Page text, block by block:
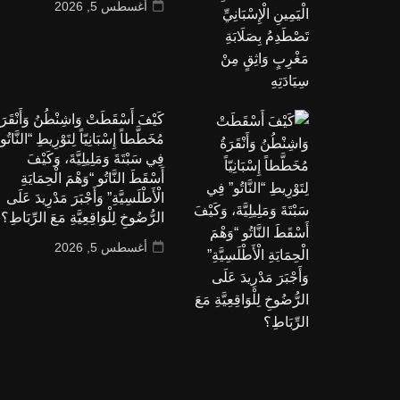
أغسطس 5, 2026
كَيْفَ أَسْقَطَتْ وَاشِنْطُنُ
مُخَطَّطاً إِسْبَانِيّاً لِتَوْرِيطِ
فِي سَبْتَةَ وَمَلِيلِيَّةَ، وَكَيْفَ
أَسْقَطَ النَّاتُو “وَهْمَ الْحِمَايَةِ
الْأَطْلَسِيَّةِ” وَأَجْبَرَ مَدْرِيدَ عَلَى
الرُّضُوخِ لِلْوَاقِعِيَّةِ مَعَ الرِّبَاطِ؟
أغسطس 5, 2026